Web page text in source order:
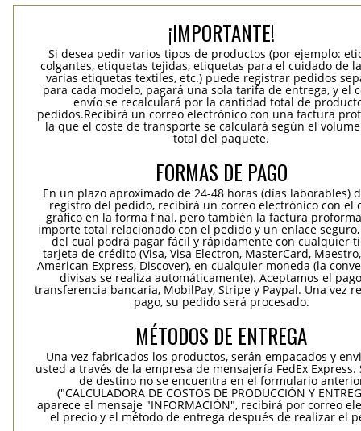
¡IMPORTANTE!
Si desea pedir varios tipos de productos (por ejemplo:
colgantes, etiquetas tejidas, etiquetas para el cuidado de
varias etiquetas textiles, etc.) puede registrar pedidos
para cada modelo, pagará una sola tarifa de entrega, y el
envío se recalculará por la cantidad total de
pedidos.Recibirá un correo electrónico con una factura
la que el coste de transporte se calculará según el
total del paquete.
FORMAS DE PAGO
En un plazo aproximado de 24-48 horas (días laborables)
registro del pedido, recibirá un correo electrónico con el
gráfico en la forma final, pero también la factura
importe total relacionado con el pedido y un enlace
del cual podrá pagar fácil y rápidamente con cualquier
tarjeta de crédito (Visa, Visa Electron, MasterCard,
American Express, Discover), en cualquier moneda (la
divisas se realiza automáticamente). Aceptamos el
transferencia bancaria, MobilPay, Stripe y Paypal. Una vez
pago, su pedido será procesado.
MÉTODOS DE ENTREGA
Una vez fabricados los productos, serán empacados y
usted a través de la empresa de mensajería FedEx Express.
de destino no se encuentra en el formulario
("CALCULADORA DE COSTOS DE PRODUCCIÓN Y
aparece el mensaje "INFORMACIÓN", recibirá por correo
el precio y el método de entrega después de realizar el